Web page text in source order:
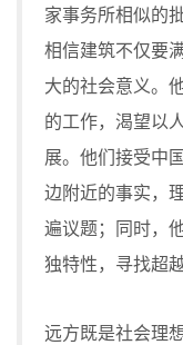
家事务所相似的
相信建筑不仅要
大的社会意义。
的工作，渴望以
展。他们接受中
边附近的事实，
遍议题；同时，
独特性，寻找超
远方既是社会理